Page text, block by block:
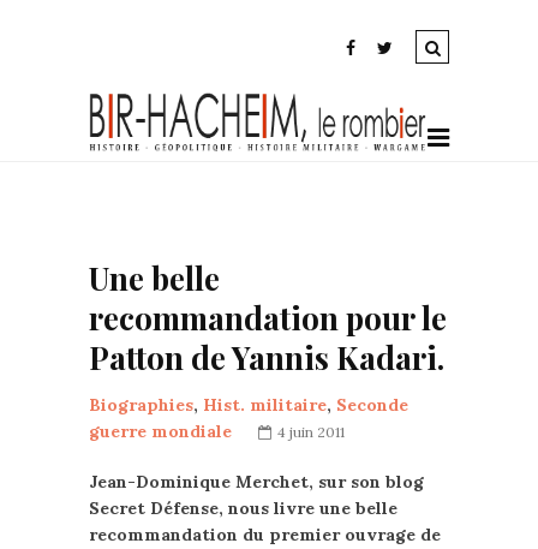
Une belle
recommandation pour le
Patton de Yannis Kadari.
Biographies, Hist. militaire, Seconde
guerre mondiale
4 juin 2011
Jean-Dominique Merchet, sur son blog
Secret Défense, nous livre une belle
recommandation du premier ouvrage de